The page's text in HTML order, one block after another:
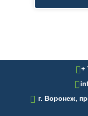
+
 г. Воронеж,